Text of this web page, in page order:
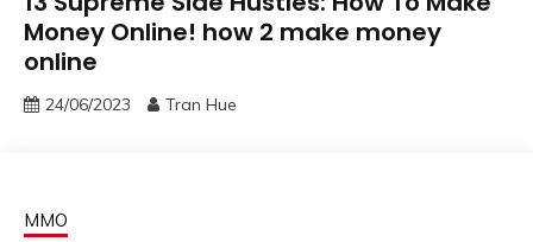
Money Online! how 2 make money
online
24/06/2023 Tran Hue
MMO